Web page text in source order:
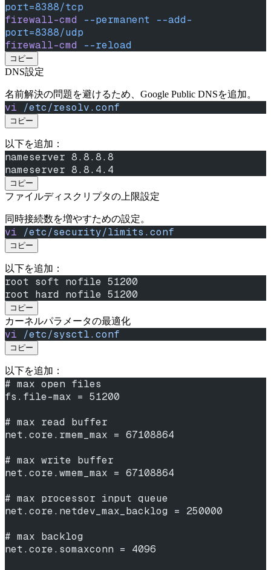
port=8388/tcp
firewall-cmd --permanent --add-
port=8388/udp
firewall-cmd --reload
コピー
DNS設定
名前解決の問題を避けるため、Google Public DNSを追加。
vi /etc/resolv.conf
コピー
以下を追加：
nameserver 8.8.8.8
nameserver 8.8.4.4
コピー
ファイルディスクリプタの上限設定
同時接続数を増やすための設定。
vi /etc/security/limits.conf
コピー
以下を追加：
root soft nofile 51200
root hard nofile 51200
コピー
カーネルパラメータの最適化
vi /etc/sysctl.conf
コピー
以下を追加：
# max open files
fs.file-max = 51200
# max read buffer
net.core.rmem_max = 67108864
# max write buffer
net.core.wmem_max = 67108864
# max processor input queue
net.core.netdev_max_backlog = 250000
# max backlog
net.core.somaxconn = 4096